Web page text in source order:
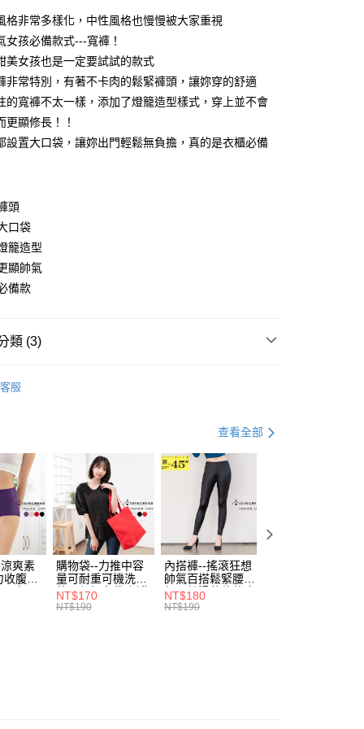
期使用說明】
灣大哥大提供，台灣大哥大用戶可立即使用無須另外申請。
擇「大哥付你分期」，訂單成立後會自動跳轉到大哥付的交易
機門號後，選擇欲分期的期數、繳款截止日，確認付款後即
專審核」未通過狀況，表示未達大哥付你分期系統評分，恕
內容。
併入電信帳單，「大哥付你分期」於每月結算日後寄送繳費提
「台灣大哥大股份有限公司」（以下簡稱本公司）所提供，讓
，得透過本服務購買商品或服務，並由商店將買賣／分期付
權讓與本公司後，依約使用本公司帳單繳交帳款。
付款使用「大哥付你分期」之契約關係目的，商店將以您的個人
名、電話或地址）提供予台灣大哥大進項蒐集、處理及利
與您本人進行分期帳單所需資料之確認、核對及更正。
務條款，請詳閱以下連結：https://oppay.tw/userRule
後付
付是「在收到商品之後才付款」的支付方式。 讓您購物簡單
要手機號碼，簡訊認證，即可結帳。
先確認商品／服務後，再付款。
享後付」結帳流程】
式選擇「AFTEE先享後付」後，將跳轉至「AFTEE先享後
費通知簡訊後14天內，點擊此簡訊中的連結，可透過四大超商
銀行／等多元方式進行付款，方視為交易完成。
帳手續完成當下不需立刻繳費，但若您需要取消訂單，請聯
店家。未經商家同意取消之訂單仍視為有效，需透過AFTEE
相關費用。
成功請以「AFTEE先享後付 」之結帳頁面顯示為準，若有關於
／繳費後需取消欲退款等相關疑問，請聯繫「AFTEE先享後
心」https://netprotections.freshdesk.com/support/home
沛科技股份有限公司提供之「AFTEE先享後付」服務完成之
服務之必要範圍內提供個人資料，並將交易相關給付款項請
，滿NT$699(含以上)免運費
款
滿NT$799(含以上)免運費
貨
，滿NT$699(含以上)免運費
，滿NT$1,000(含以上)免運費
格非常多樣化，中性風格也慢慢被大家重視
女孩必備款式---寬褲！
美女孩也是一定要試試的款式
非常特別，有著不卡肉的鬆緊褲頭，讓妳穿的舒適
的寬褲不太一樣，添加了燈籠造型樣式，穿上並不會
更顯修長！！
設置大口袋，讓妳出門輕鬆無負擔，真的是衣櫃必備
頭
口袋
籠造型
顯帥氣
備款
類 (3)
客服
查看全部
爽素
收腹提
角內
L-
購物袋--力推中容
量可耐重可機洗烘
乾環保帆布袋/側背
包(黑.紅.米F)-
NT$170
NT$190
內搭褲--搖滾狂想
帥氣百搭鬆緊腰頭
超彈絲滑薄款仿皮
褲(黑XL-6L)-R179
NT$180
NT$190